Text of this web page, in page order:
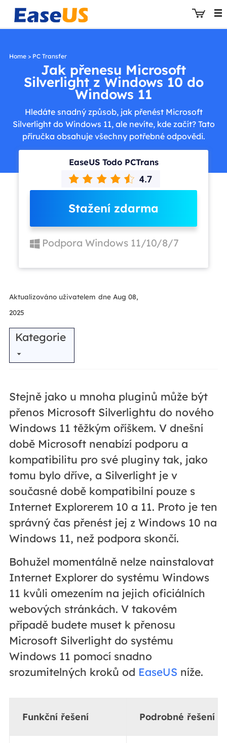
EaseUS
Home> PC Transfer
Jak přenesu Microsoft
Silverlight z Windows 10 do
Windows 11
Hledáte snadný způsob, jak přenést Microsoft
Silverlight do Windows 11, ale nevíte, kde začít? Tato
příručka obsahuje všechny potřebné odpovědi.
EaseUS Todo PCTrans
Stažení zdarma
Podpora Windows 11/10/8/7
Aktualizováno uživatelem dne Aug 08,
2025
Kategorie
Stejně jako u mnoha pluginů může být
přenos Microsoft Silverlightu do nového
Windows 11 těžkým oříškem. V dnešní
době Microsoft nenabízí podporu a
kompatibilitu pro své pluginy tak, jako
tomu bylo dříve, a Silverlight je v
současné době kompatibilní pouze s
Internet Explorerem 10 a 11. Proto je ten
správný čas přenést jej z Windows 10 na
Windows 11, než podpora skončí.
Bohužel momentálně nelze nainstalovat
Internet Explorer do systému Windows
11 kvůli omezením na jejich oficiálních
webových stránkách. V takovém
případě budete muset k přenosu
Microsoft Silverlight do systému
Windows 11 pomocí snadno
srozumitelných kroků od EaseUS níže.
Funkční řešení Podrobné řešení